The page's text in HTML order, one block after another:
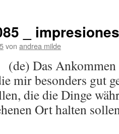
_ impresiones
von andrea milde
Das Ankommen
mir besonders gut
die die Dinge
Ort halten